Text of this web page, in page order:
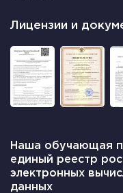
Лицензии и
Наша обучающая
единый реестр
электронных
данных